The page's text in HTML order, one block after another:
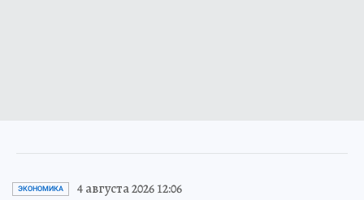
ЭКОНОМИКА 4 августа 2026 12:06